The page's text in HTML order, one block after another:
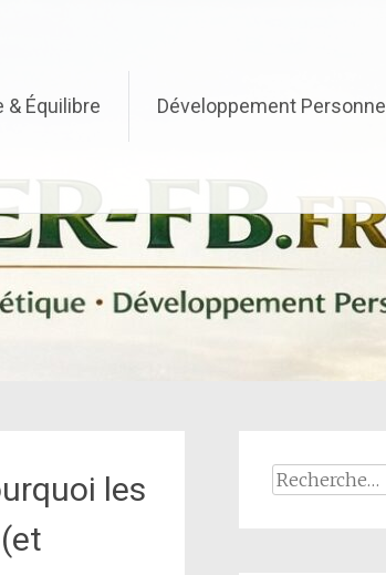
Équilibre Développement Personnel
les
Rechercher :